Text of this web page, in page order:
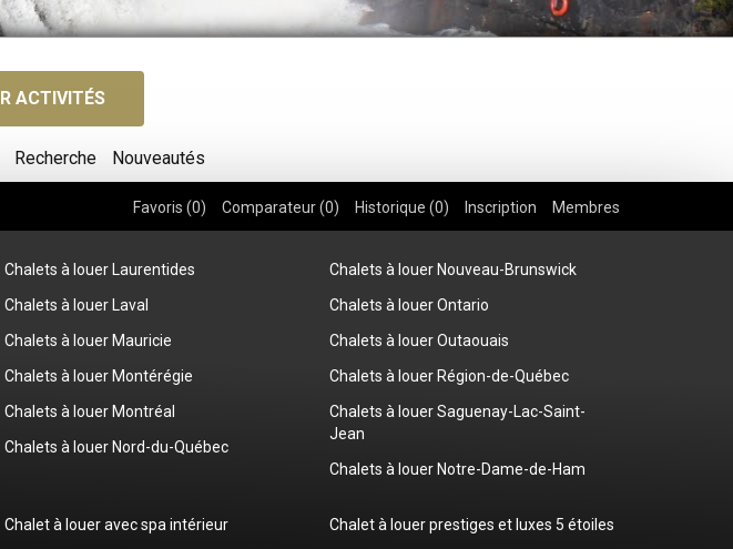
ACTIVITÉS
Recherche Nouveautés
Favoris (0) Comparateur (0) Historique (0) Inscription Membres
Chalets à louer Laurentides
Chalets à louer Laval
Chalets à louer Mauricie
Chalets à louer Montérégie
Chalets à louer Montréal
Chalets à louer Nord-du-Québec
Chalets à louer Nouveau-Brunswick
Chalets à louer Ontario
Chalets à louer Outaouais
Chalets à louer Région-de-Québec
Chalets à louer Saguenay-Lac-Saint-
Jean
Chalets à louer Notre-Dame-de-Ham
Chalet à louer avec spa intérieur
Chalet à louer prestiges et luxes 5 étoiles